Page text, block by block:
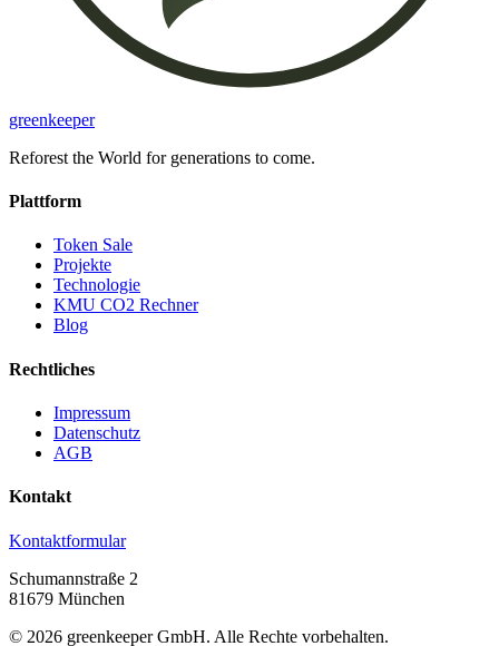
greenkeeper
Reforest the World for generations to come.
Plattform
Token Sale
Projekte
Technologie
KMU CO2 Rechner
Blog
Rechtliches
Impressum
Datenschutz
AGB
Kontakt
Kontaktformular
Schumannstraße 2
81679 München
© 2026 greenkeeper GmbH. Alle Rechte vorbehalten.